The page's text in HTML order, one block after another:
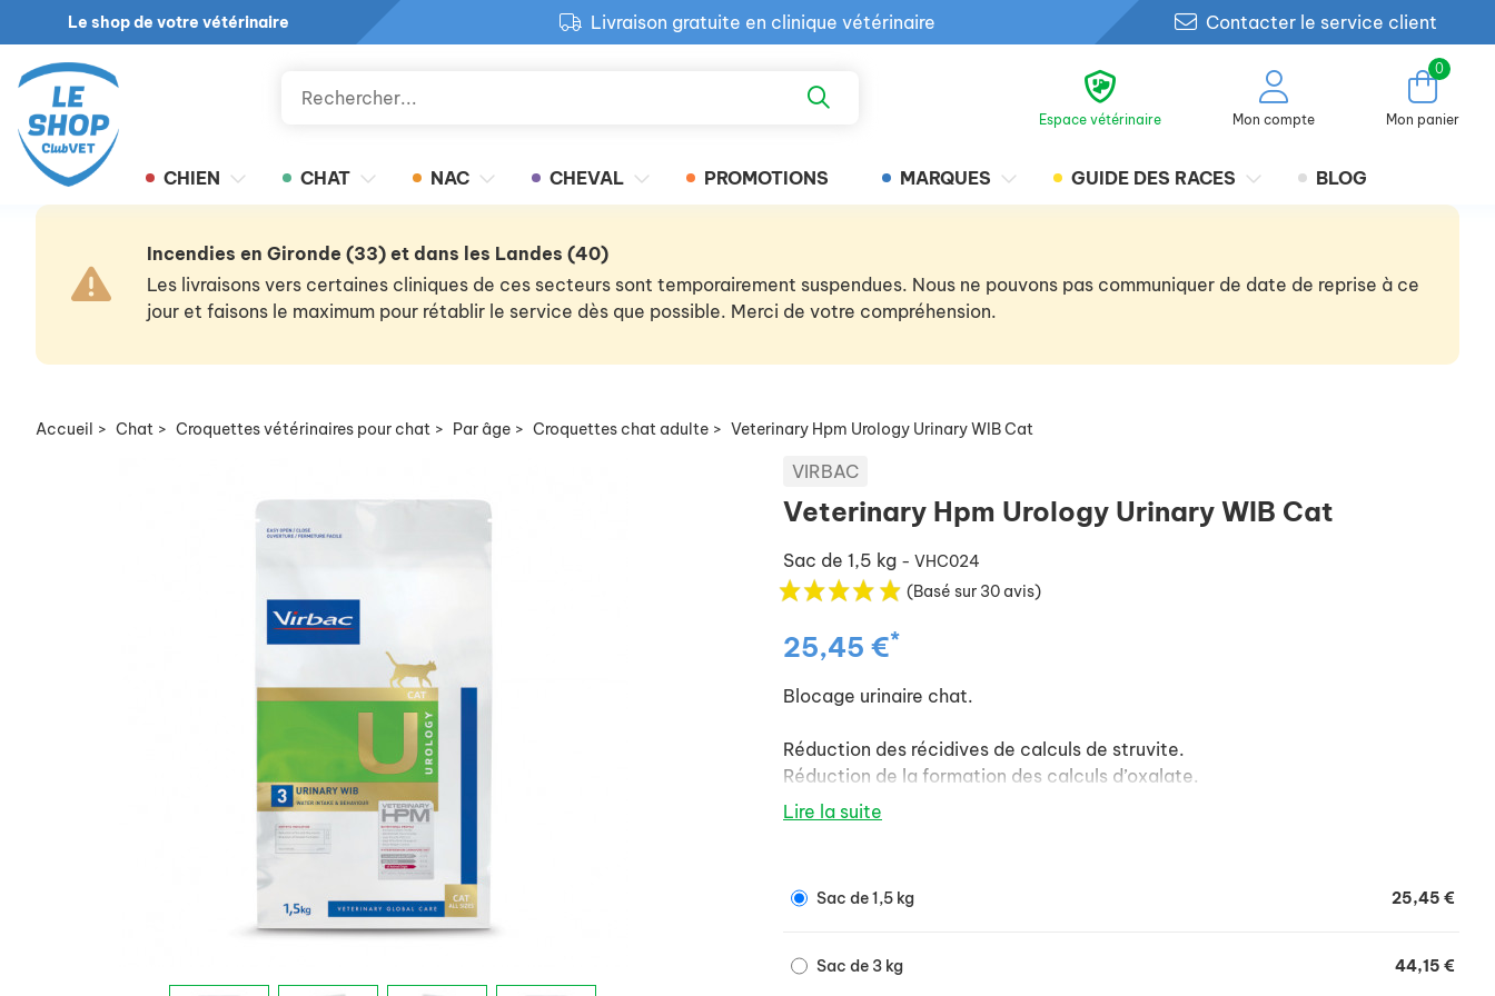
Le shop de votre vétérinaire
Livraison gratuite en clinique vétérinaire
Retour produit gratuit en clinique
Contacter le service client
Espace vétérinaire Mon compte
0
Mon panier
CHIEN CHAT NAC CHEVAL PROMOTIONS MARQUES GUIDE DES RACES BLOG
Incendies en Gironde (33) et dans les Landes (40)
Les livraisons vers certaines cliniques de ces secteurs sont temporairement suspendues. Nous ne pouvons pas communiquer de date de reprise à ce
jour et faisons le maximum pour rétablir le service dès que possible. Merci de votre compréhension.
Accueil > Chat > Croquettes vétérinaires pour chat > Par âge > Croquettes chat adulte > Veterinary Hpm Urology Urinary WIB Cat
VIRBAC
Veterinary Hpm Urology Urinary WIB Cat
Sac de 1,5 kg - VHC024
(Basé sur 30 avis)
25,45 €*
Blocage urinaire chat.
Réduction des récidives de calculs de struvite.
Réduction de la formation des calculs d’oxalate.
théanine).
Maintien du poids optimal (densité énergétique modérée).
Lire la suite
Sac de 1,5 kg 25,45 €
Sac de 3 kg 44,15 €